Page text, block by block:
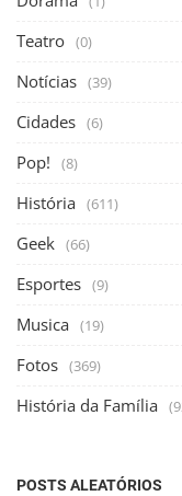
Teatro (0)
Notícias (39)
Cidades (6)
Pop! (8)
História (611)
Geek (66)
Esportes (9)
Musica (19)
Fotos (369)
História da Família
POSTS ALEATÓRIOS